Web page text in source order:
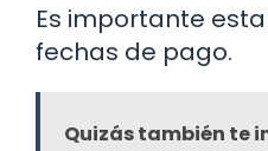
Es importante
fechas de pago.
Quizás también te